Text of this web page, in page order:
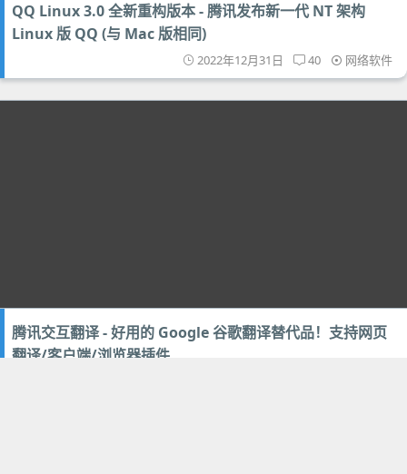
QQ Linux 3.0 全新重构版本 - 腾讯发布新一代 NT 架构
Linux 版 QQ (与 Mac 版相同)
2022年12月31日 40 网络软件
腾讯交互翻译 - 好用的 Google 谷歌翻译替代品！支持网页
翻译/客户端/浏览器插件